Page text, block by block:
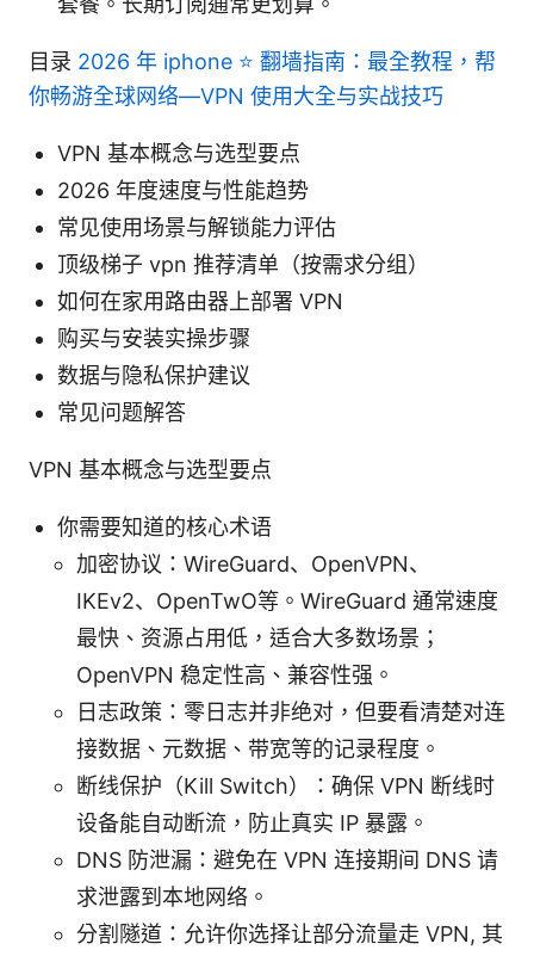
目录 2026 年 iphone ⭐ 翻墙指南：最全教程，帮
你畅游全球网络—VPN 使用大全与实战技巧
VPN 基本概念与选型要点
2026 年度速度与性能趋势
常见使用场景与解锁能力评估
顶级梯子 vpn 推荐清单（按需求分组）
如何在家用路由器上部署 VPN
购买与安装实操步骤
数据与隐私保护建议
常见问题解答
VPN 基本概念与选型要点
你需要知道的核心术语
加密协议：WireGuard、OpenVPN、
IKEv2、OpenTwO等。WireGuard 通常速度
最快、资源占用低，适合大多数场景；
OpenVPN 稳定性高、兼容性强。
日志政策：零日志并非绝对，但要看清楚对连
接数据、元数据、带宽等的记录程度。
断线保护（Kill Switch）：确保 VPN 断线时
设备能自动断流，防止真实 IP 暴露。
DNS 防泄漏：避免在 VPN 连接期间 DNS 请
求泄露到本地网络。
分割隧道：允许你选择让部分流量走 VPN, 其